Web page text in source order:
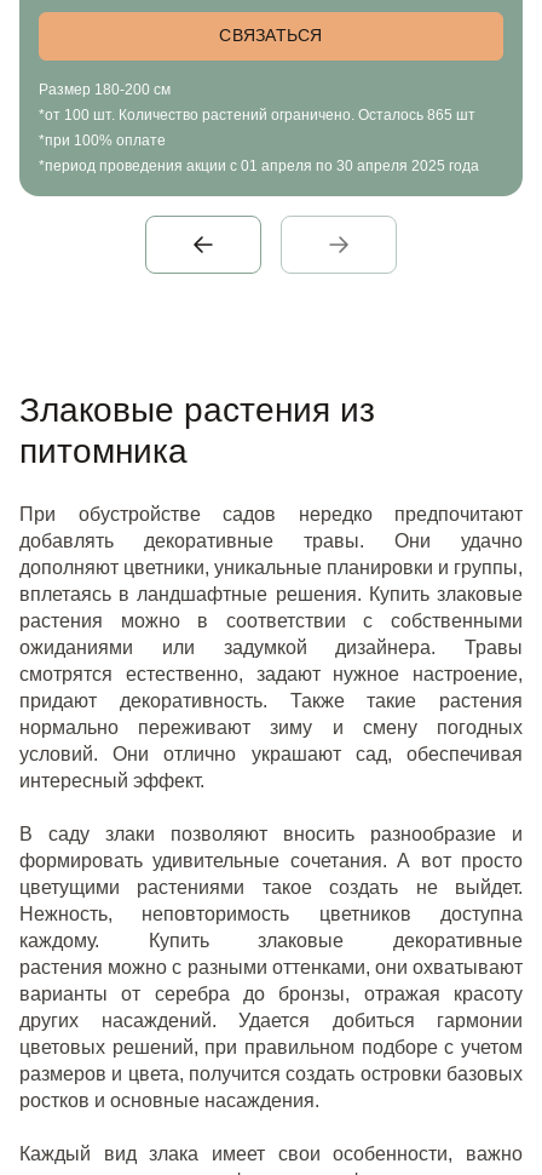
СВЯЗАТЬСЯ
Размер 180-200 см
*от 100 шт. Количество растений ограничено. Осталось 865 шт
*при 100% оплате
*период проведения акции с 01 апреля по 30 апреля 2025 года
Злаковые растения из
питомника
При обустройстве садов нередко предпочитают
добавлять декоративные травы. Они удачно
дополняют цветники, уникальные планировки и группы,
вплетаясь в ландшафтные решения. Купить злаковые
растения можно в соответствии с собственными
ожиданиями или задумкой дизайнера. Травы
смотрятся естественно, задают нужное настроение,
придают декоративность. Также такие растения
нормально переживают зиму и смену погодных
условий. Они отлично украшают сад, обеспечивая
интересный эффект.
В саду злаки позволяют вносить разнообразие и
формировать удивительные сочетания. А вот просто
цветущими растениями такое создать не выйдет.
Нежность, неповторимость цветников доступна
каждому. Купить злаковые декоративные
растения можно с разными оттенками, они охватывают
варианты от серебра до бронзы, отражая красоту
других насаждений. Удается добиться гармонии
цветовых решений, при правильном подборе с учетом
размеров и цвета, получится создать островки базовых
ростков и основные насаждения.
Каждый вид злака имеет свои особенности, важно